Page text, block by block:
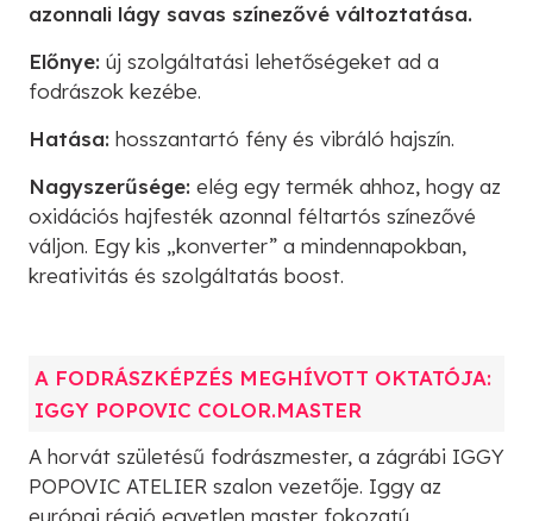
azonnali lágy savas színezővé változtatása.
Előnye: új szolgáltatási lehetőségeket ad a
fodrászok kezébe.
Hatása: hosszantartó fény és vibráló hajszín.
Nagyszerűsége: elég egy termék ahhoz, hogy az
oxidációs hajfesték azonnal féltartós színezővé
váljon. Egy kis „konverter” a mindennapokban,
kreativitás és szolgáltatás boost.
A FODRÁSZKÉPZÉS MEGHÍVOTT OKTATÓJA:
IGGY POPOVIC COLOR.MASTER
A horvát születésű fodrászmester, a zágrábi IGGY
POPOVIC ATELIER szalon vezetője. Iggy az